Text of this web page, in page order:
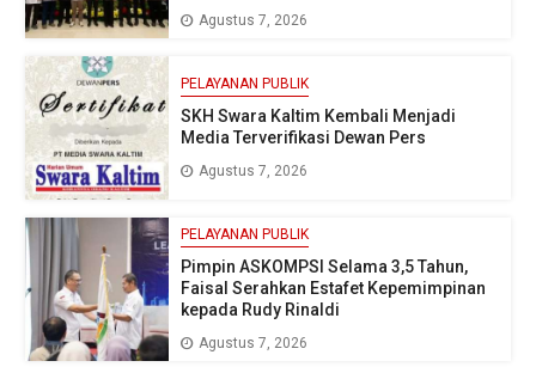
Agustus 7, 2026
PELAYANAN PUBLIK
SKH Swara Kaltim Kembali Menjadi
Media Terverifikasi Dewan Pers
Agustus 7, 2026
PELAYANAN PUBLIK
Pimpin ASKOMPSI Selama 3,5 Tahun,
Faisal Serahkan Estafet Kepemimpinan
kepada Rudy Rinaldi
Agustus 7, 2026